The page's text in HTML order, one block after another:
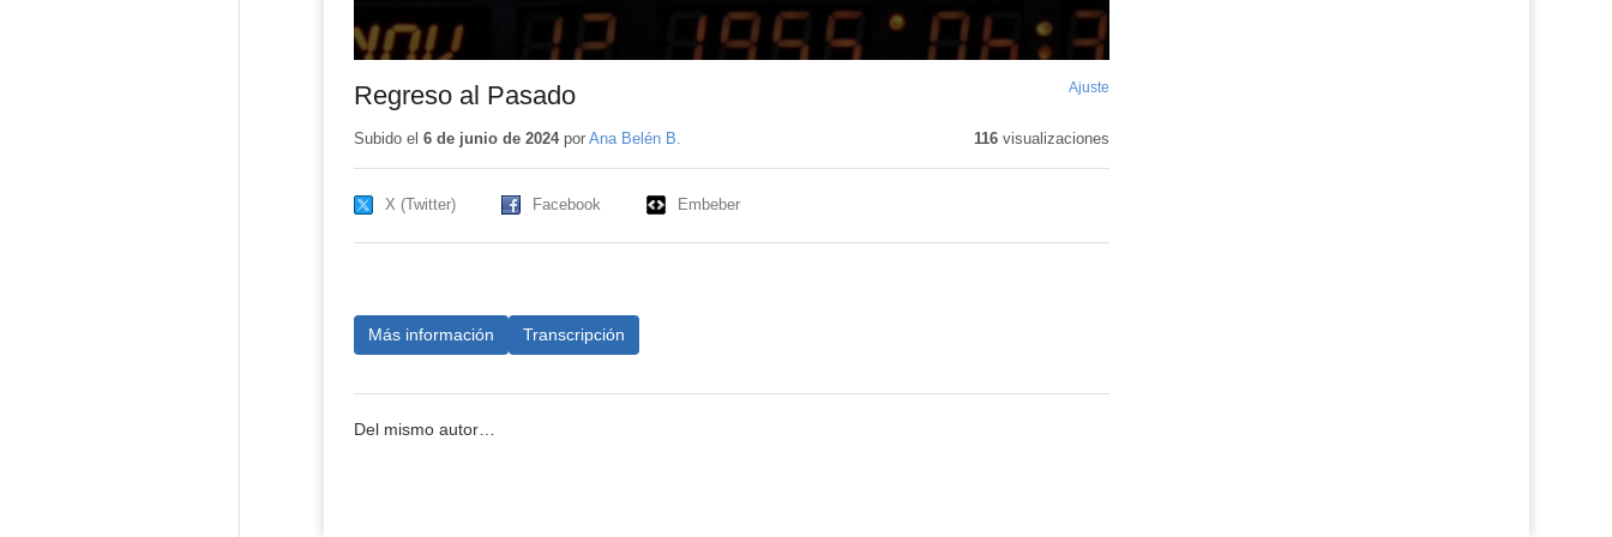
Regreso al Pasado Ajuste
Subido el 6 de junio de 2024por Ana Belén B. 116visualizaciones
X (Twitter) Facebook Embeber
Más información Transcripción
Del mismo autor…